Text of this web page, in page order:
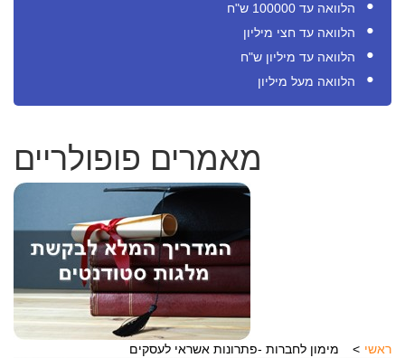
הלוואה עד 100000 ש"ח
הלוואה עד חצי מיליון
הלוואה עד מיליון ש"ח
הלוואה מעל מיליון
מאמרים פופולריים
ראשי מימון לחברות -פתרונות אשראי לעסקים